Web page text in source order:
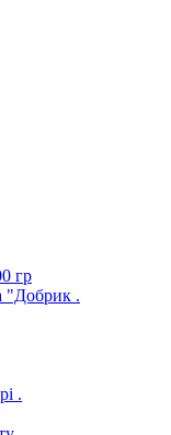
гр
"Добрик .
.